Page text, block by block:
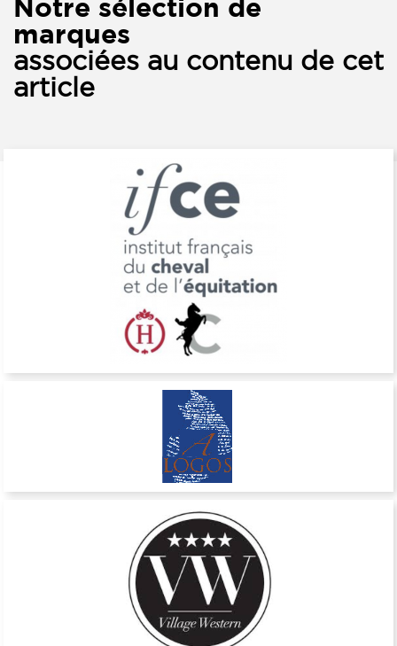
Notre sélection de
marques
associées au contenu de cet
article